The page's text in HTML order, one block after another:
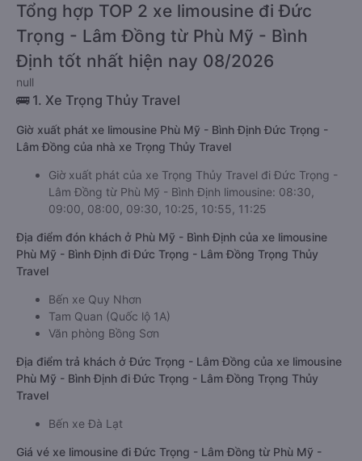
Tổng hợp TOP 2 xe limousine đi Đức
Trọng - Lâm Đồng từ Phù Mỹ - Bình
Định tốt nhất hiện nay 08/2026
null
🚌 1. Xe Trọng Thủy Travel
Giờ xuất phát xe limousine Phù Mỹ - Bình Định Đức Trọng -
Lâm Đồng của nhà xe Trọng Thủy Travel
Giờ xuất phát của xe Trọng Thủy Travel đi Đức Trọng -
Lâm Đồng từ Phù Mỹ - Bình Định limousine: 08:30,
09:00, 08:00, 09:30, 10:25, 10:55, 11:25
Địa điểm đón khách ở Phù Mỹ - Bình Định của xe limousine
Phù Mỹ - Bình Định đi Đức Trọng - Lâm Đồng Trọng Thủy
Travel
Bến xe Quy Nhơn
Tam Quan (Quốc lộ 1A)
Văn phòng Bồng Sơn
Địa điểm trả khách ở Đức Trọng - Lâm Đồng của xe limousine
Phù Mỹ - Bình Định đi Đức Trọng - Lâm Đồng Trọng Thủy
Travel
Bến xe Đà Lạt
Giá vé xe limousine đi Đức Trọng - Lâm Đồng từ Phù Mỹ -